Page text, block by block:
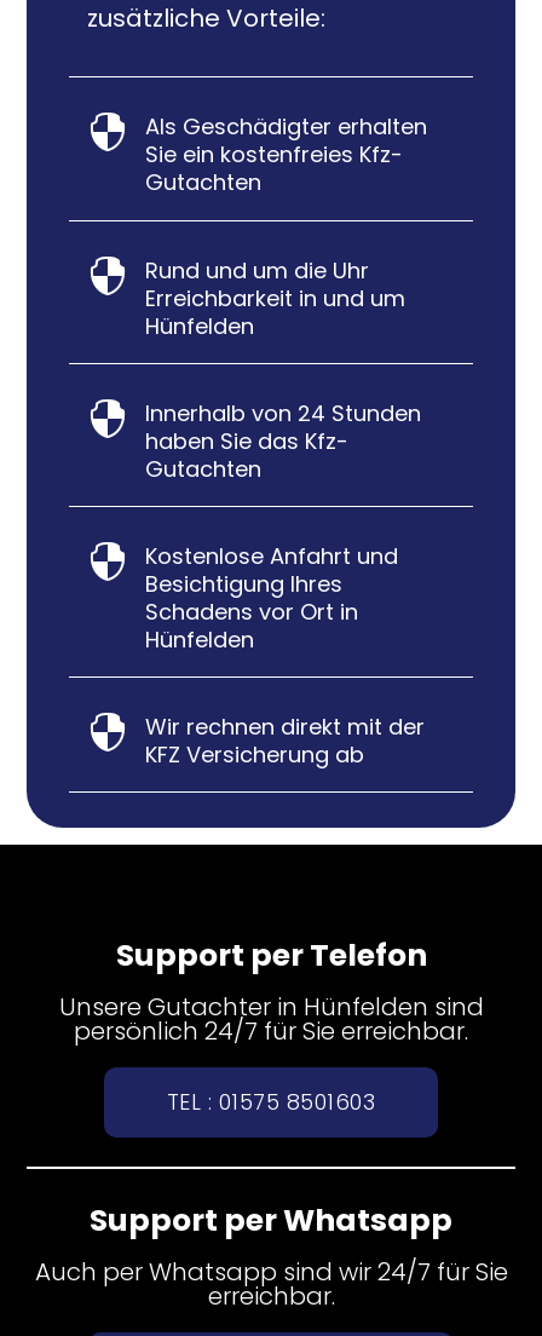
zusätzliche Vorteile:

Als Geschädigter erhalten
Sie ein kostenfreies Kfz-
Gutachten

Rund und um die Uhr
Erreichbarkeit in und um
Hünfelden

Innerhalb von 24 Stunden
haben Sie das Kfz-
Gutachten

Kostenlose Anfahrt und
Besichtigung Ihres
Schadens vor Ort in
Hünfelden

Wir rechnen direkt mit der
KFZ Versicherung ab
Support per Telefon
Unsere Gutachter in Hünfelden sind
persönlich 24/7 für Sie erreichbar.
TEL : 01575 8501603
Support per Whatsapp
Auch per Whatsapp sind wir 24/7 für Sie
erreichbar.